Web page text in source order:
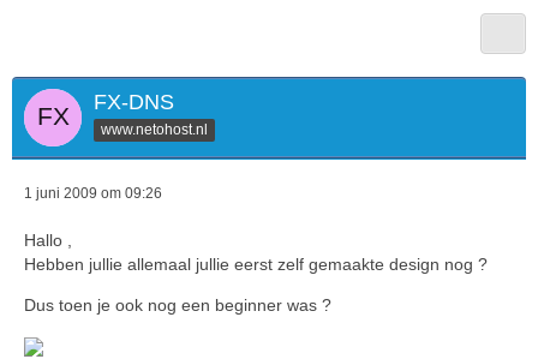
FX-DNS
www.netohost.nl
1 juni 2009 om 09:26
Hallo ,
Hebben jullie allemaal jullie eerst zelf gemaakte design nog ?
Dus toen je ook nog een beginner was ?